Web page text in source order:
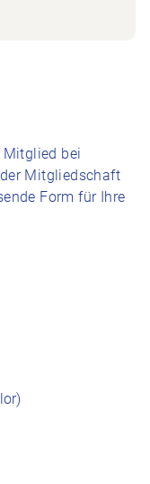
Mitglied bei
Mitgliedschaft
Form für Ihre